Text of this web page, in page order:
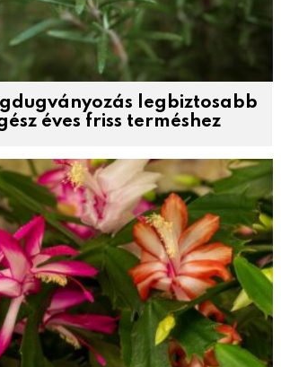
legbiztosabb
éves friss terméshez